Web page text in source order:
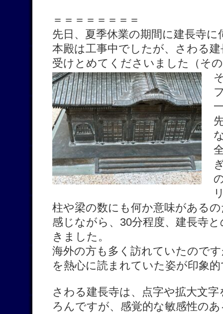
＝＝＝＝＝＝＝＝
先日、夏季休業の期間に建長寺
本殿は工事中でしたが、さわる
受けとめてくださいました（そ
柱や梁の数にも何か意味がある
感じながら、30分程度、建長寺
きました。
海外の方も多く訪れていたので
を熱心に読まれていた姿が印象
さわる建長寺は、点字や拡大文
ろんですが、感覚的な敏感性の